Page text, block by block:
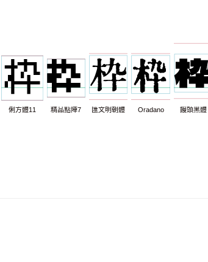
俐方體11 精品點陣7 匯文明朝體 Oradano 饅頭黑體